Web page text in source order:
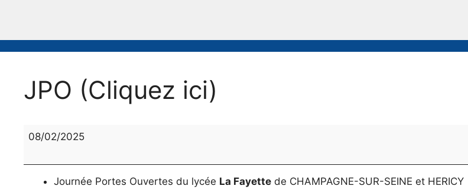
JPO (Cliquez ici)
JPO
08/02/2025
Journée Portes Ouvertes du lycée La Fayette de CHAMPAGNE-SUR-SEINE et HERICY